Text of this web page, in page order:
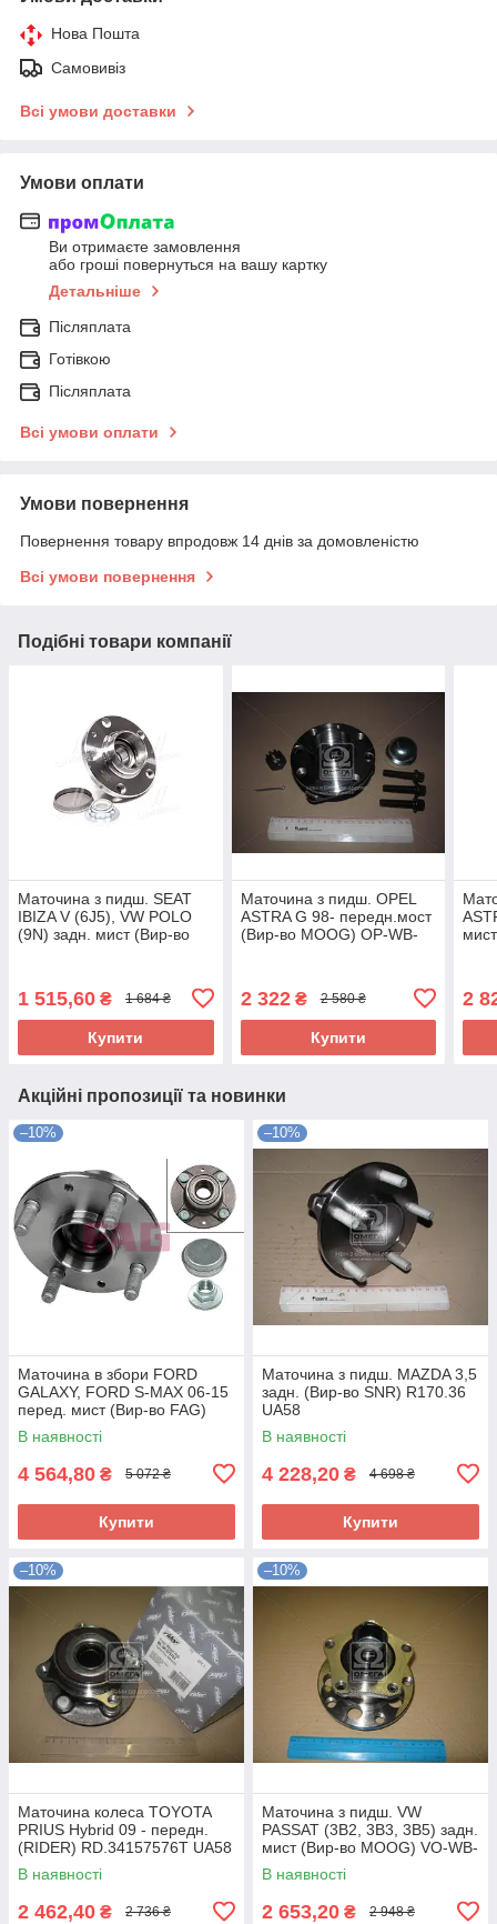
Нова Пошта
Самовивіз
Всі умови доставки
Умови оплати
Ви отримаєте замовлення
або гроші повернуться на вашу картку
Детальніше
Післяплата
Готівкою
Післяплата
Всі умови оплати
Умови повернення
Повернення товару впродовж 14 днів за домовленістю
Всі умови повернення
Подібні товари компанії
Маточина з пидш. SEAT
IBIZA V (6J5), VW POLO
(9N) задн. мист (Вир-во
1 515,60 ₴ 1 684 ₴
Купити
Маточина з пидш. OPEL
ASTRA G 98- передн.мост
(Вир-во MOOG) OP-WB-
2 322₴ 2 580 ₴
Купити
2
Акційні пропозиції та новинки
–10%
Маточина в збори FORD
GALAXY, FORD S-MAX 06-15
перед. мист (Вир-во FAG)
713 6788 20 UA58
В наявності
4 564,80 ₴ 5 072 ₴
Купити
–10%
Маточина з пидш. MAZDA 3,5
задн. (Вир-во SNR) R170.36
UA58
В наявності
4 228,20 ₴ 4 698 ₴
Купити
–10%
Маточина колеса TOYOTA
PRIUS Hybrid 09 - передн.
(RIDER) RD.34157576T UA58
В наявності
2 462,40 ₴ 2 736 ₴
–10%
Маточина з пидш. VW
PASSAT (3B2, 3B3, 3B5) задн.
мист (Вир-во MOOG) VO-WB-
11048 UA58
В наявності
2 653,20 ₴ 2 948 ₴